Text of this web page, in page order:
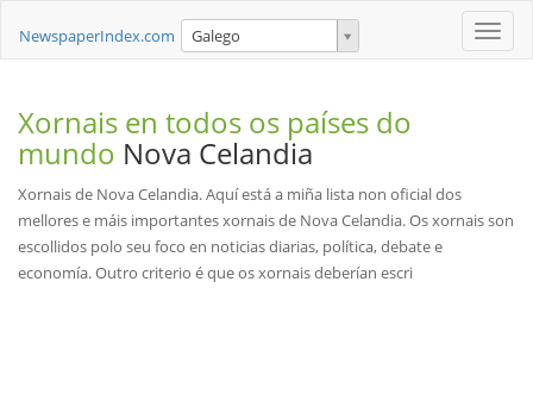
Toggle
NewspaperIndex.com Galego
Xornais en todos os países do
mundo Nova Celandia
Xornais de Nova Celandia. Aquí está a miña lista non oficial dos
mellores e máis importantes xornais de Nova Celandia. Os xornais son
escollidos polo seu foco en noticias diarias, política, debate e
economía. Outro criterio é que os xornais deberían escri